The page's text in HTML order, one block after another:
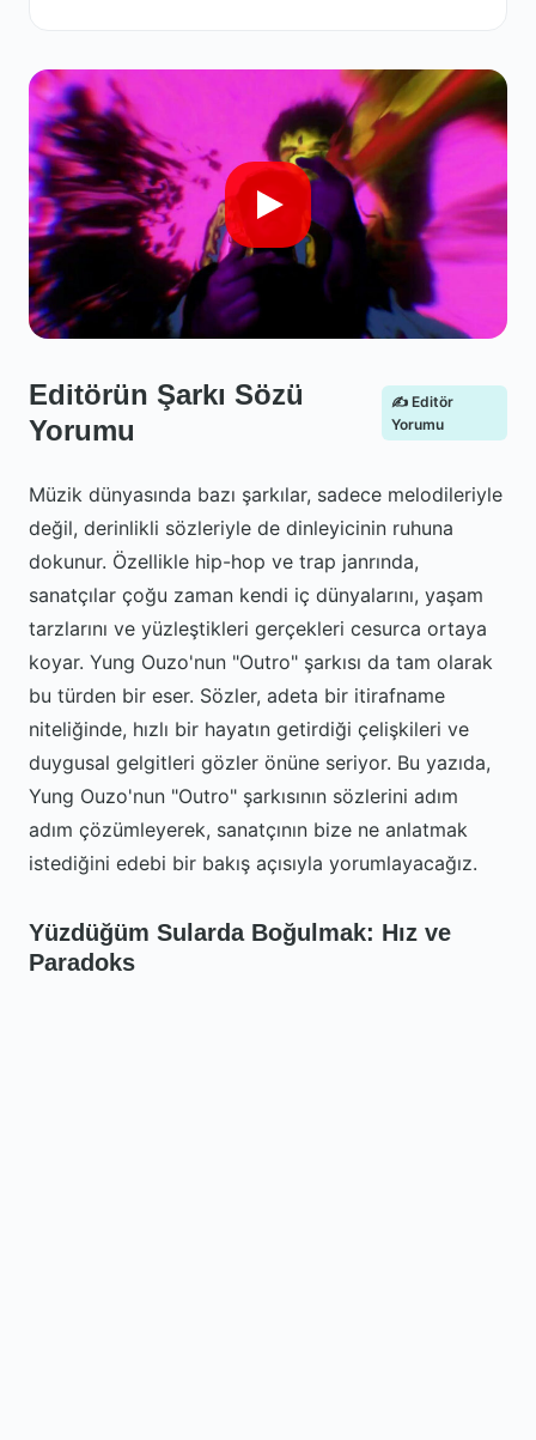
Editörün Şarkı Sözü
Yorumu
✍️ Editör
Yorumu
Müzik dünyasında bazı şarkılar, sadece melodileriyle
değil, derinlikli sözleriyle de dinleyicinin ruhuna
dokunur. Özellikle hip-hop ve trap janrında,
sanatçılar çoğu zaman kendi iç dünyalarını, yaşam
tarzlarını ve yüzleştikleri gerçekleri cesurca ortaya
koyar. Yung Ouzo'nun "Outro" şarkısı da tam olarak
bu türden bir eser. Sözler, adeta bir itirafname
niteliğinde, hızlı bir hayatın getirdiği çelişkileri ve
duygusal gelgitleri gözler önüne seriyor. Bu yazıda,
Yung Ouzo'nun "Outro" şarkısının sözlerini adım
adım çözümleyerek, sanatçının bize ne anlatmak
istediğini edebi bir bakış açısıyla yorumlayacağız.
Yüzdüğüm Sularda Boğulmak: Hız ve
Paradoks